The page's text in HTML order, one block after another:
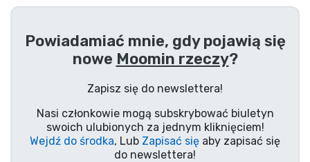
Powiadamiać mnie, gdy pojawią się
nowe Moomin rzeczy?
Zapisz się do newslettera!
Nasi członkowie mogą subskrybować biuletyn
swoich ulubionych za jednym kliknięciem!
Wejdź do środka, Lub Zapisać się aby zapisać się
do newslettera!
Rzeczy filmowe
Rzeczy z anime
Rzeczy dla graczy